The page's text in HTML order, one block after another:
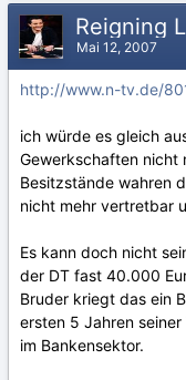
Reigning
Mai 12, 2007
http://www.n-tv.de/
ich würde es gleich
Gewerkschaften nicht
Besitzstände wahren
nicht mehr vertretbar
Es kann doch nicht
der DT fast 40.000
Bruder kriegt das ein
ersten 5 Jahren
im Bankensektor.